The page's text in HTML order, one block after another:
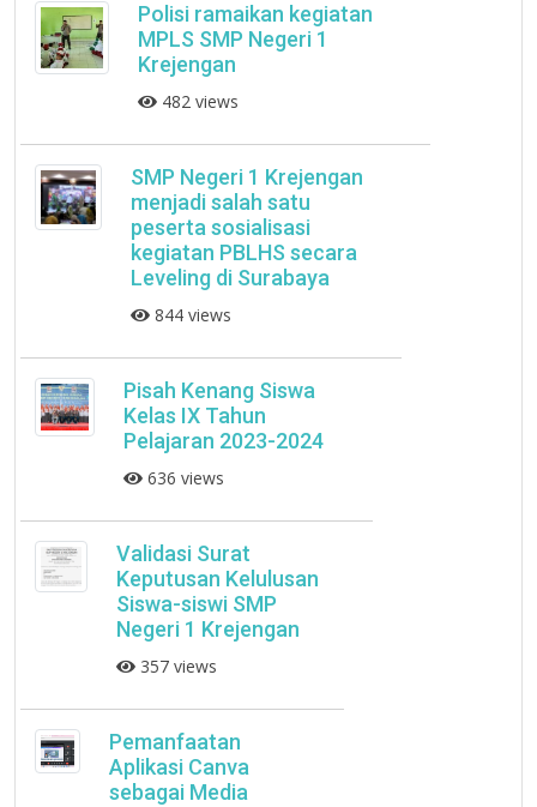
Polisi ramaikan kegiatan
MPLS SMP Negeri 1
Krejengan
482 views
SMP Negeri 1 Krejengan
menjadi salah satu
peserta sosialisasi
kegiatan PBLHS secara
Leveling di Surabaya
844 views
Pisah Kenang Siswa
Kelas IX Tahun
Pelajaran 2023-2024
636 views
Validasi Surat
Keputusan Kelulusan
Siswa-siswi SMP
Negeri 1 Krejengan
357 views
Pemanfaatan
Aplikasi Canva
sebagai Media